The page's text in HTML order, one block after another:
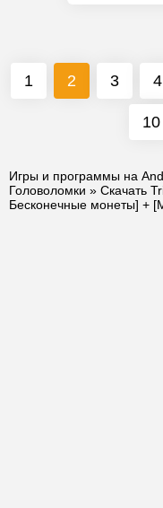
1 2 3 4
10
Игры и программы на
Головоломки » Скачать
Бесконечные монеты] +